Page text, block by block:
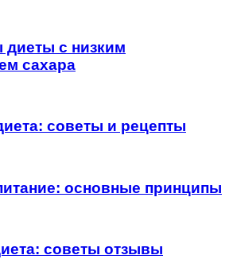
диеты с низким
сахара
советы и рецепты
основные принципы
советы отзывы